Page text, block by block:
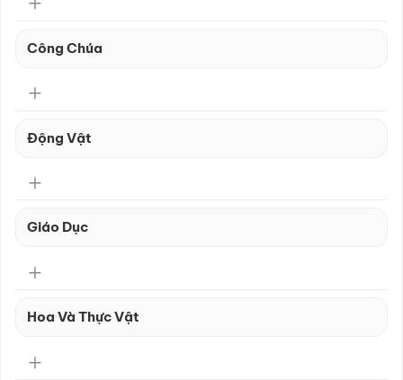
Công Chúa
Động Vật
Giáo Dục
Hoa Và Thực Vật